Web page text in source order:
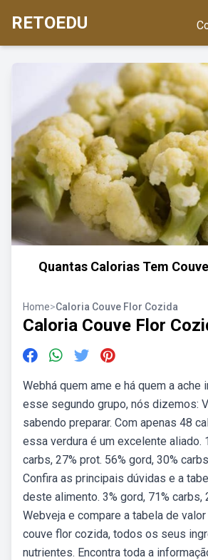
RETOEDU
Quantas Calorias Tem
Home>Caloria Couve Flor Cozida
Caloria Couve Flor
Webhá quem ame e há quem a ache
esse segundo grupo, nós dizemos:
sabendo preparar. Com apenas 48
essa verdura é um excelente aliado.
carbs, 27% prot. 56% gord, 30%
Confira as principais dúvidas e a
deste alimento. 3% gord, 71% carbs,
Webveja e compare a tabela de
couve flor cozida, todos os seus
nutrientes. Encontra toda a